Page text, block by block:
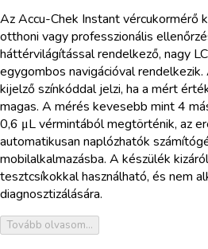
Az Accu-Chek Instant vércukormérő
otthoni vagy professzionális
háttérvilágítással rendelkező, nagy
egygombos navigációval
kijelző színkóddal jelzi, ha a mért
magas. A mérés kevesebb mint 4
0,6 μL vérmintából megtörténik, az
automatikusan naplózhatók
mobilalkalmazásba. A készülék
tesztcsíkokkal használható, és nem
diagnosztizálására.
Tovább olvasom...